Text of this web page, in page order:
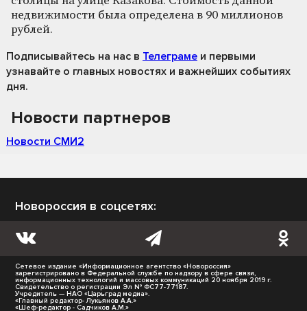
недвижимости была определена в 90 миллионов
рублей.
Подписывайтесь на нас в Телеграме и первыми
узнавайте о главных новостях и важнейших событиях
дня.
Новости партнеров
Новости СМИ2
Новороссия в соцсетях:
Сетевое издание «Информационное агентство «Новороссия»
зарегистрировано в Федеральной службе по надзору в сфере связи,
информационных технологий и массовых коммуникаций 20 ноября 2019 г.
Свидетельство о регистрации Эл № ФС77-77187.
Учредитель — НАО «Царьград медиа».
«Главный редактор- Лукьянов А.А.»
«Шеф-редактор - Садчиков А.М.»